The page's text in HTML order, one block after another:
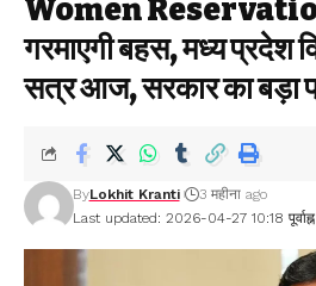
Women
गरमाएगी बहस, मध्य प्रदेश
सत्र आज, सरकार का बड़ा
Last updated: 2026-04-27 10:18 पूर्वाह्न
ByLokhit Kranti 3 महीना ago